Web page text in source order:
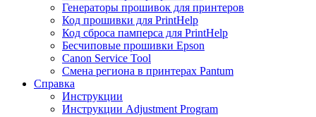
Генераторы прошивок для принтеров
Код прошивки для PrintHelp
Код сброса памперса для PrintHelp
Беcчиповые прошивки Epson
Canon Service Tool
Смена региона в принтерах Pantum
Справка
Инструкции
Инструкции Adjustment Program